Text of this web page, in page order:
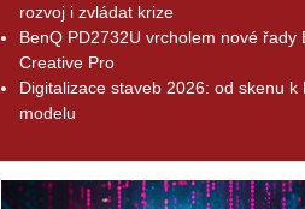
rozvoj i zvládat krize
BenQ PD2732U vrcholem nové řady
Creative Pro
Digitalizace staveb 2026: od skenu k
modelu